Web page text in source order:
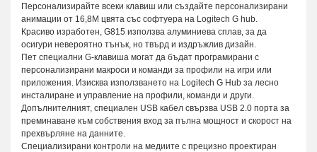
Персонализирайте всеки клавиш или създайте персонализирани
анимации от 16,8M цвята със софтуера на Logitech G hub.
Красиво изработен, G815 използва алуминиева сплав, за да
осигури невероятно тънък, но твърд и издръжлив дизайн.
Пет специални G-клавиша могат да бъдат програмирани с
персонализирани макроси и команди за профили на игри или
приложения. Изисква използването на Logitech G Hub за лесно
инсталиране и управление на профили, команди и други.
Допълнителният, специален USB кабел свързва USB 2.0 порта за
преминаване към собствения вход за пълна мощност и скорост на
прехвърляне на данните.
Специализирани контроли на медиите с прецизно проектиран